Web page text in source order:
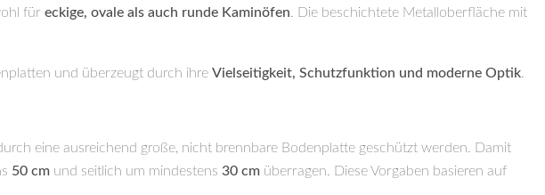
für eckige, ovale als auch runde Kaminöfen. Die beschichtete Metalloberfläche mit
und überzeugt durch ihre Vielseitigkeit, Schutzfunktion und moderne Optik.
eine ausreichend große, nicht brennbare Bodenplatte geschützt werden. Damit
50 cm und seitlich um mindestens 30 cm überragen. Diese Vorgaben basieren auf